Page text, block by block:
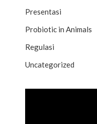
Presentasi
Probiotic in Animals
Regulasi
Uncategorized